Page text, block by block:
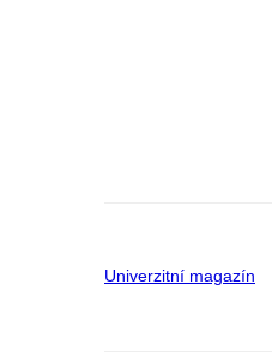
Univerzitní magazín